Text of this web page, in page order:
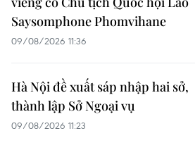
Saysomphone Phomvihane
09/08/2026 11:36
Hà Nội đề xuất sáp nhập hai sở,
thành lập Sở Ngoại vụ
09/08/2026 11:23